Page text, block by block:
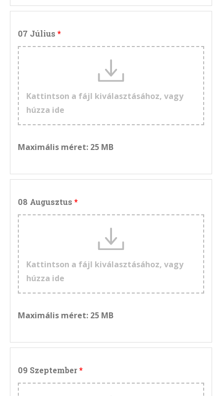
07 Július
Kattintson a fájl kiválasztásához, vagy
húzza ide
Maximális méret: 25 MB
08 Augusztus
Kattintson a fájl kiválasztásához, vagy
húzza ide
Maximális méret: 25 MB
09 Szeptember